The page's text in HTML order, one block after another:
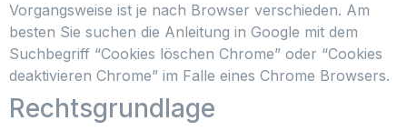
Vorgangsweise ist je nach Browser verschieden. Am
besten Sie suchen die Anleitung in Google mit dem
Suchbegriff “Cookies löschen Chrome” oder “Cookies
deaktivieren Chrome” im Falle eines Chrome Browsers.
Rechtsgrundlage